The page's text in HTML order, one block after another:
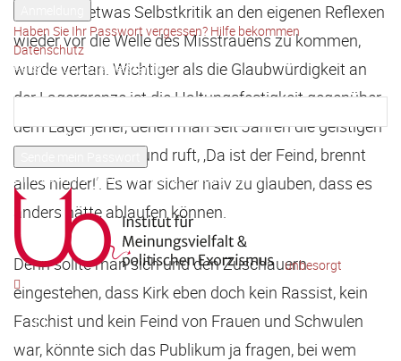
Haben Sie Ihr Passwort vergessen? Hilfe bekommen
Datenschutz
Passwort-Wiederherstellung
Passwort zurücksetzen
Ihre E-Mail-Adresse
Ein Passwort wird Ihnen per Email zugeschickt.
unbesorgt
und durch etwas Selbstkritik an den eigenen Reflexen
wieder vor die Welle des Misstrauens zu kommen,
wurde vertan. Wichtiger als die Glaubwürdigkeit an
der Lagergrenze ist die Haltungsfestigkeit gegenüber
dem Lager jener, denen man seit Jahren die geistigen
Fackeln anzündet und ruft, ‚Da ist der Feind, brennt
alles nieder!‘. Es war sicher naiv zu glauben, dass es
anders hätte ablaufen können.
Denn sollte man sich und den Zuschauern
eingestehen, dass Kirk eben doch kein Rassist, kein
Faschist und kein Feind von Frauen und Schwulen
war, könnte sich das Publikum ja fragen, bei wem